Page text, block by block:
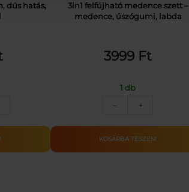
dús hatás,
3in1 felfújható medence szett –
medence, úszógumi, labda
3999 Ft
1 db
–
medence
szett
+
KOSÁRBA TESZEM